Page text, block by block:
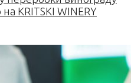
KRITSKI WINERY